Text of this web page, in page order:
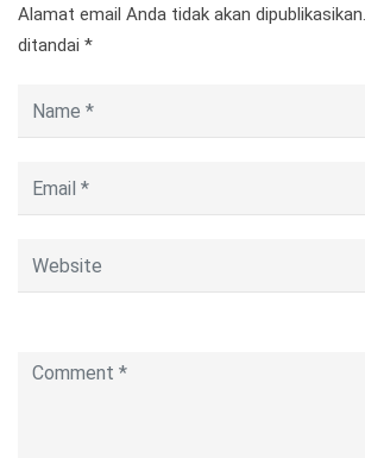
Alamat email Anda tidak akan dipublikasikan.
ditandai *